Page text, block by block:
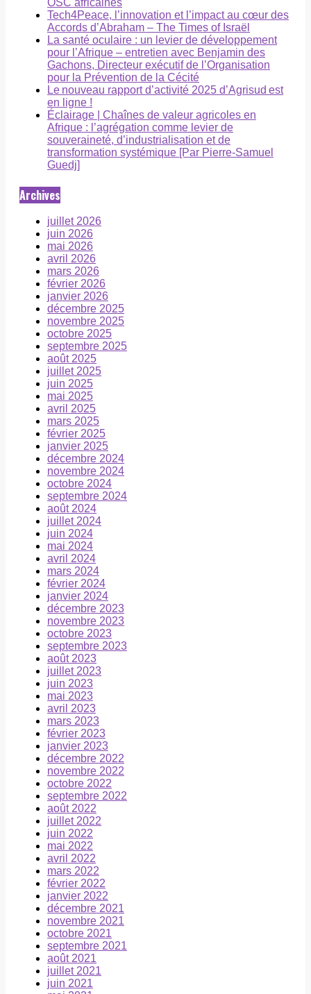
Tech4Peace, l’innovation et l’impact au cœur des
Accords d’Abraham – The Times of Israël
La santé oculaire : un levier de développement
pour l’Afrique – entretien avec Benjamin des
Gachons, Directeur exécutif de l’Organisation
pour la Prévention de la Cécité
Le nouveau rapport d’activité 2025 d’Agrisud est
en ligne !
Éclairage | Chaînes de valeur agricoles en
Afrique : l’agrégation comme levier de
souveraineté, d’industrialisation et de
transformation systémique [Par Pierre-Samuel
Guedj]
Archives
juillet 2026
juin 2026
mai 2026
avril 2026
mars 2026
février 2026
janvier 2026
décembre 2025
novembre 2025
octobre 2025
septembre 2025
août 2025
juillet 2025
juin 2025
mai 2025
avril 2025
mars 2025
février 2025
janvier 2025
décembre 2024
novembre 2024
octobre 2024
septembre 2024
août 2024
juillet 2024
juin 2024
mai 2024
avril 2024
mars 2024
février 2024
janvier 2024
décembre 2023
novembre 2023
octobre 2023
septembre 2023
août 2023
juillet 2023
juin 2023
mai 2023
avril 2023
mars 2023
février 2023
janvier 2023
décembre 2022
novembre 2022
octobre 2022
septembre 2022
août 2022
juillet 2022
juin 2022
mai 2022
avril 2022
mars 2022
février 2022
janvier 2022
décembre 2021
novembre 2021
octobre 2021
septembre 2021
août 2021
juillet 2021
juin 2021